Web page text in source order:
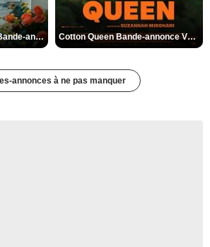
Des Fleurs pour Tokyo Bande-annonce VO STFR Cotton Queen Bande-annonce VO STFR
annonces à ne pas manquer